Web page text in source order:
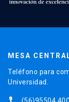
MESA
Teléfono para
Universidad.